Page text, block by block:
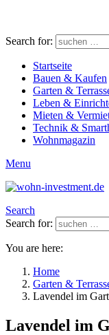
Search for:
Startseite
Bauen & Kaufen
Garten &
Leben &
Mieten &
Technik &
Wohnmagazin
Menu
Search
Search for:
You are here:
Home
Garten &
Lavendel im
Lavendel im